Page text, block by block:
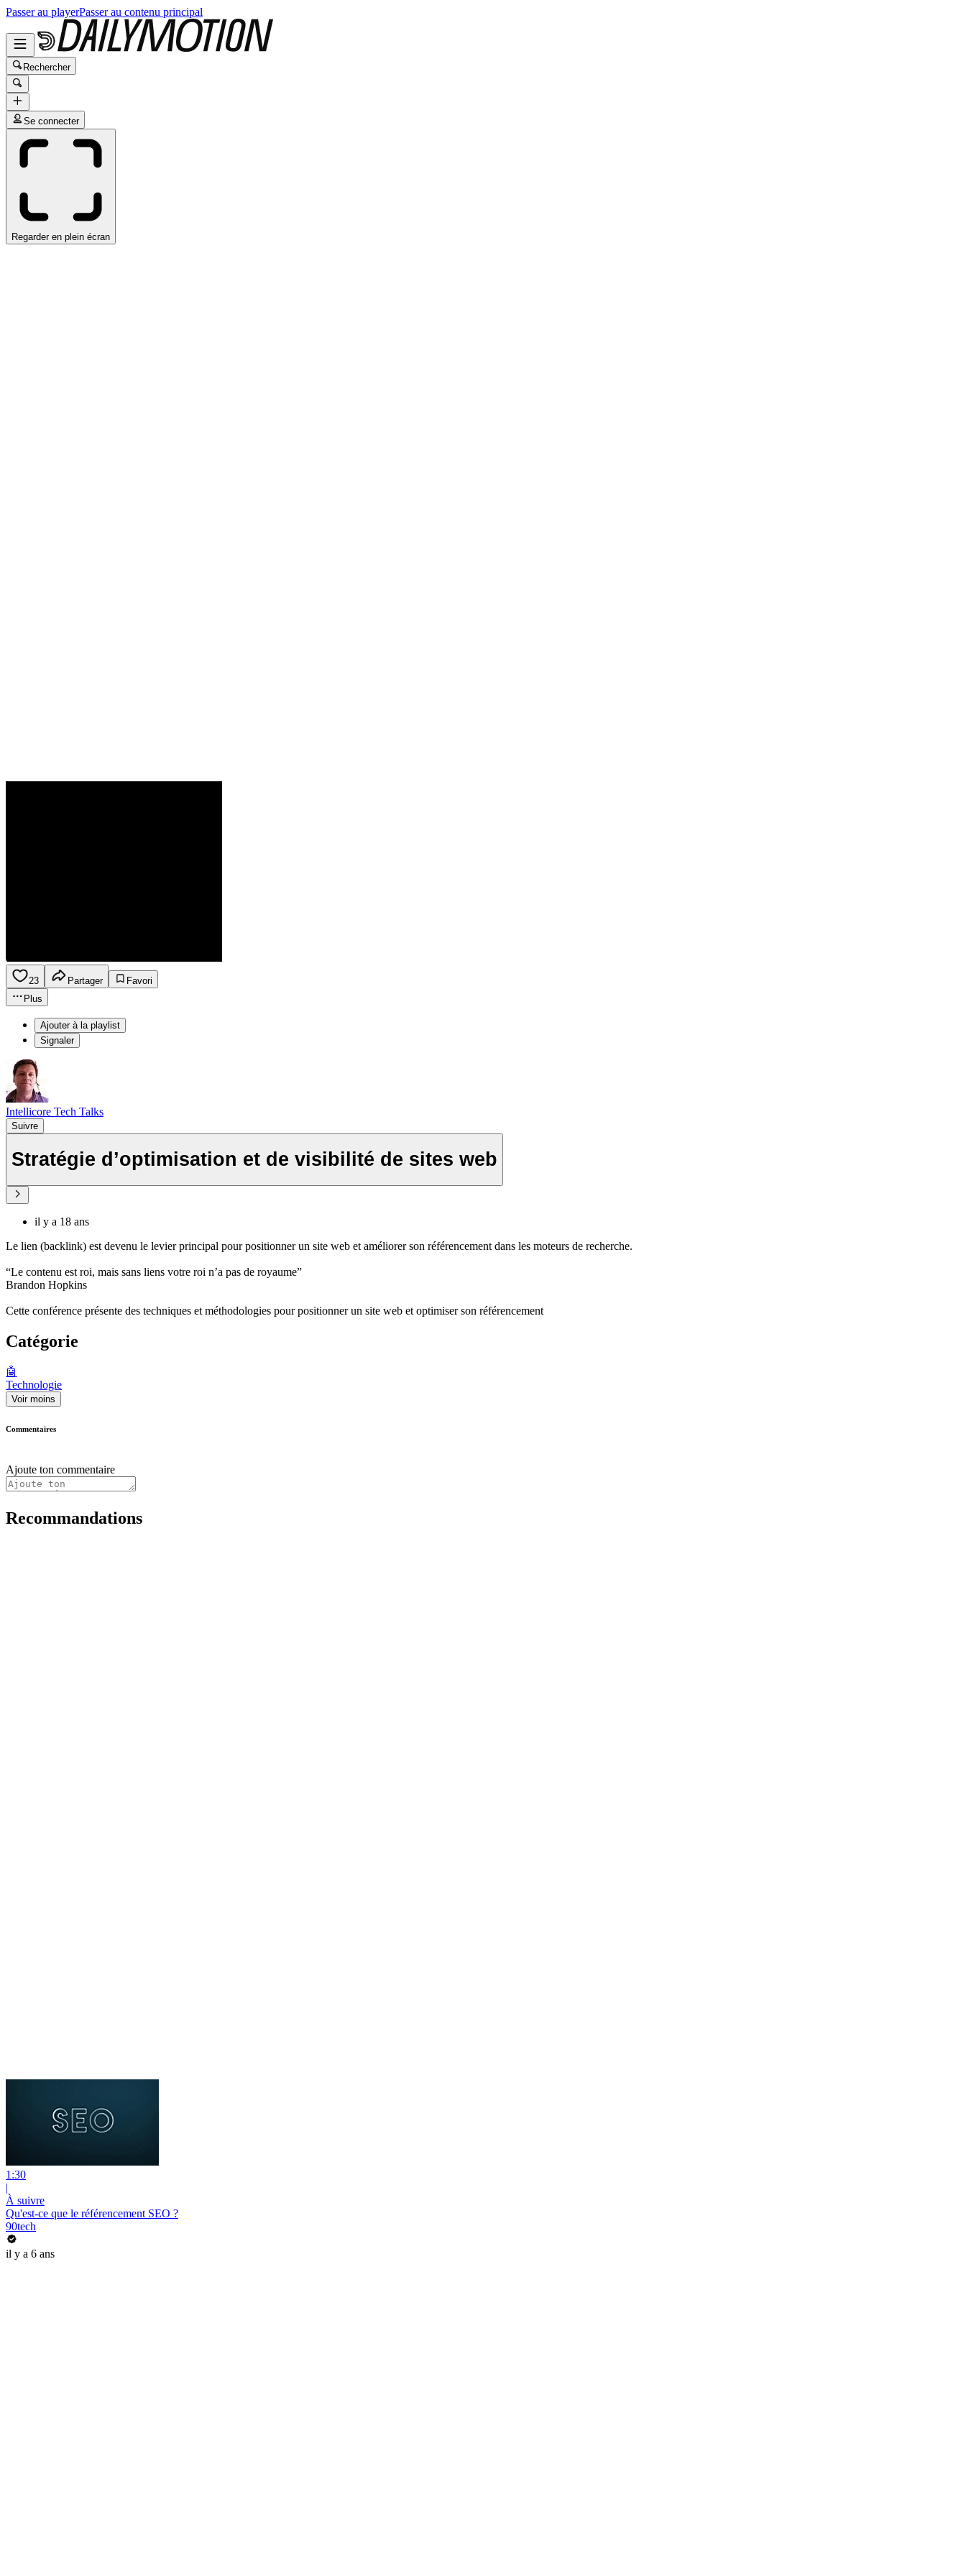
Passer au playerPasser au contenu principal
Rechercher
Se connecter
Regarder en plein écran
23 Partager
Favori
Plus
Ajouter à la playlist
Signaler
Intellicore Tech Talks
Suivre
Stratégie d’optimisation et de visibilité de sites web
il y a 18 ans
Le lien (backlink) est devenu le levier principal pour positionner un site web et améliorer son référencement dans les moteurs de recherche.
“Le contenu est roi, mais sans liens votre roi n’a pas de royaume”
Brandon Hopkins
Cette conférence présente des techniques et méthodologies pour positionner un site web et optimiser son référencement
Catégorie
🤖
Technologie
Voir moins
Commentaires
Ajoute ton commentaire
Recommandations
1:30
|
À suivre
Qu'est-ce que le référencement SEO ?
90tech
il y a 6 ans